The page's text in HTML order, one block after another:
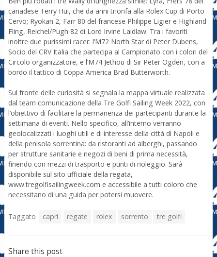
canadese Terry Hui, che da anni trionfa alla Rolex Cup di Porto
Cervo; Ryokan 2, Farr 80 del francese Philippe Ligier e Highland
Fling, Reichel/Pugh 82 di Lord Irvine Laidlaw. Tra i favoriti
inoltre due purissimi racer: l’M72 North Star di Peter Dubens,
Socio del CRV Italia che partecipa al Campionato con i colori del
Circolo organizzatore, e l’M74 Jethou di Sir Peter Ogden, con a
bordo il tattico di Coppa America Brad Butterworth.
Sul fronte delle curiosità si segnala la mappa virtuale realizzata
dal team comunicazione della Tre Golfi Sailing Week 2022, con
l’obiettivo di facilitare la permanenza dei partecipanti durante la
settimana di eventi. Nello specifico, all’interno verranno
geolocalizzati i luoghi utili e di interesse della città dì Napoli e
della penisola sorrentina: da ristoranti ad alberghi, passando
per strutture sanitarie e negozi di beni di prima necessità,
finendo con mezzi di trasporto e punti di noleggio. Sarà
disponibile sul sito ufficiale della regata,
www.tregolfisailingweek.com e accessibile a tutti coloro che
necessitano di una guida per potersi muovere.
Taggato capri regate rolex sorrento tre golfi
Share this post